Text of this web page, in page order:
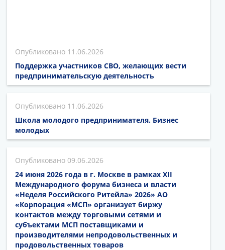
11.06.2026
Поддержка участников СВО, желающих вести
предпринимательскую деятельность
11.06.2026
Школа молодого предпринимателя. Бизнес
молодых
09.06.2026
24 июня 2026 года в г. Москве в рамках XII
Международного форума бизнеса и власти
«Неделя Российского Ритейла» 2026» АО
«Корпорация «МСП» организует биржу
контактов между торговыми сетями и
субъектами МСП поставщиками и
производителями непродовольственных и
продовольственных товаров